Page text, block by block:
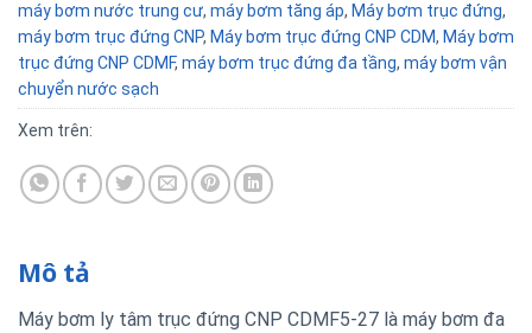
máy bơm nước trung cư, máy bơm tăng áp, Máy bơm trục đứng,
máy bơm trục đứng CNP, Máy bơm trục đứng CNP CDM, Máy bơm
trục đứng CNP CDMF, máy bơm trục đứng đa tầng, máy bơm vận
chuyển nước sạch
Xem trên:
Mô tả
Máy bơm ly tâm trục đứng CNP CDMF5-27 là máy bơm đa